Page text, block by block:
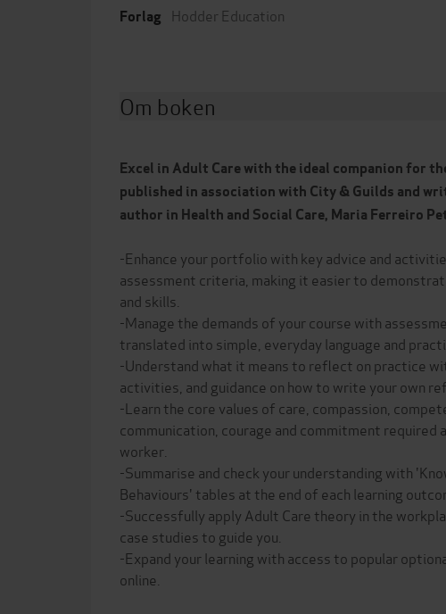
Forlag Hodder Education
Om boken
Excel in Adult Care with the ideal companion for
published in association with City & Guilds and
author in Health and Social Care, Maria Ferreiro
-Enhance your portfolio with key advice and
assessment criteria, making it easier to
and skills.
-Manage the demands of your course with
translated into simple, everyday language and
-Understand what it means to reflect on practice
activities, and guidance on how to write your own
-Learn the core values of care, compassion,
communication, courage and commitment required
worker.
-Summarise and check your understanding with
Behaviours' tables at the end of each learning
-Successfully apply Adult Care theory in the
case studies to guide you.
-Expand your learning with access to popular
online.